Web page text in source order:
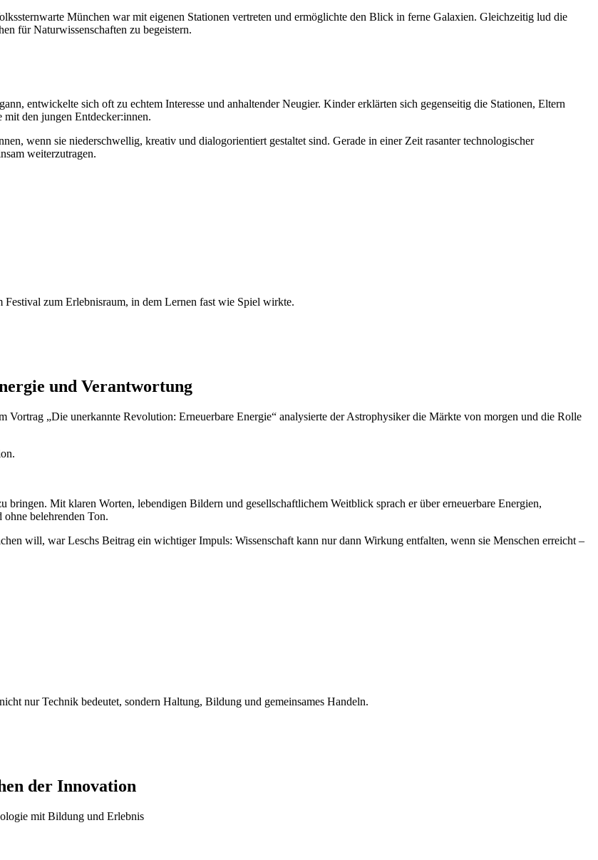
München war mit eigenen Stationen vertreten und ermöglichte den Blick in ferne Galaxien. Gleichzeitig lud die
für Naturwissenschaften zu begeistern.
entwickelte sich oft zu echtem Interesse und anhaltender Neugier. Kinder erklärten sich gegenseitig die Stationen, Eltern
den jungen Entdecker:innen.
wenn sie niederschwellig, kreativ und dialogorientiert gestaltet sind. Gerade in einer Zeit rasanter technologischer
weiterzutragen.
zum Erlebnisraum, in dem Lernen fast wie Spiel wirkte.
und Verantwortung
„Die unerkannte Revolution: Erneuerbare Energie“ analysierte der Astrophysiker die Märkte von morgen und die Rolle
bringen. Mit klaren Worten, lebendigen Bildern und gesellschaftlichem Weitblick sprach er über erneuerbare Energien,
belehrenden Ton.
will, war Leschs Beitrag ein wichtiger Impuls: Wissenschaft kann nur dann Wirkung entfalten, wenn sie Menschen erreicht –
nur Technik bedeutet, sondern Haltung, Bildung und gemeinsames Handeln.
der Innovation
mit Bildung und Erlebnis